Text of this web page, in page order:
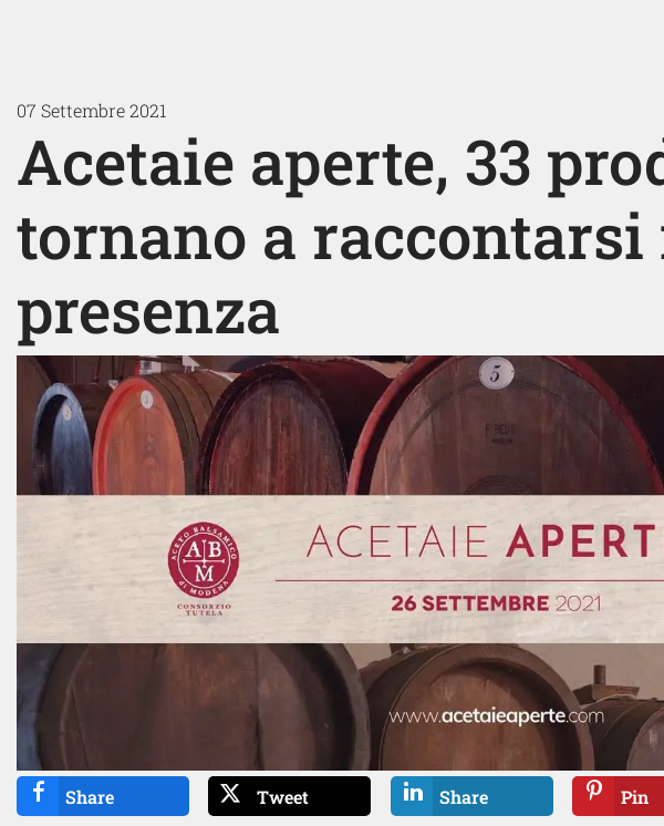
07 Settembre 2021
Acetaie aperte, 33
tornano a
presenza
Share Tweet Share Pin